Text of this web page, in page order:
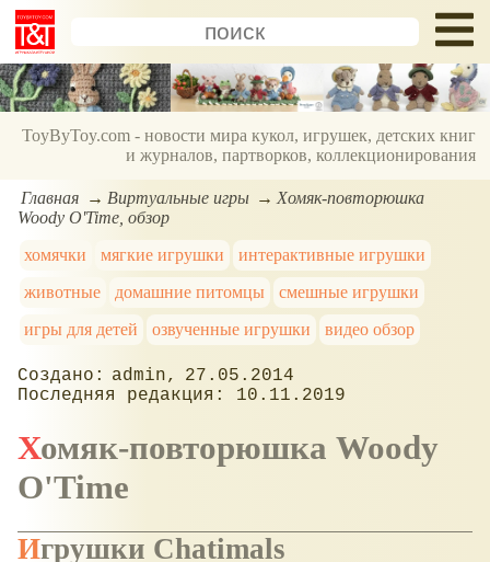
ToyByToy.com - новости мира кукол, игрушек, детских книг
и журналов, партворков, коллекционирования
Главная Виртуальные игры
Хомяк-повторюшка
Woody O'Time, обзор
хомячки
мягкие игрушки
интерактивные игрушки
животные
домашние питомцы
смешные игрушки
игры для детей
озвученные игрушки видео обзор
admin
27.05.2014
10.11.2019
Хомяк-повторюшка Woody
O'Time
Игрушки Chatimals